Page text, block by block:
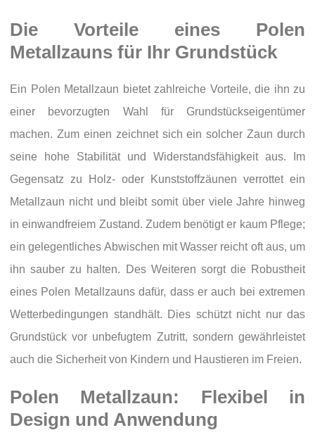
Die Vorteile eines Polen
Metallzauns für Ihr Grundstück
Ein Polen Metallzaun bietet zahlreiche Vorteile, die ihn zu
einer bevorzugten Wahl für Grundstückseigentümer
machen. Zum einen zeichnet sich ein solcher Zaun durch
seine hohe Stabilität und Widerstandsfähigkeit aus. Im
Gegensatz zu Holz- oder Kunststoffzäunen verrottet ein
Metallzaun nicht und bleibt somit über viele Jahre hinweg
in einwandfreiem Zustand. Zudem benötigt er kaum Pflege;
ein gelegentliches Abwischen mit Wasser reicht oft aus, um
ihn sauber zu halten. Des Weiteren sorgt die Robustheit
eines Polen Metallzauns dafür, dass er auch bei extremen
Wetterbedingungen standhält. Dies schützt nicht nur das
Grundstück vor unbefugtem Zutritt, sondern gewährleistet
auch die Sicherheit von Kindern und Haustieren im Freien.
Polen Metallzaun: Flexibel in
Design und Anwendung